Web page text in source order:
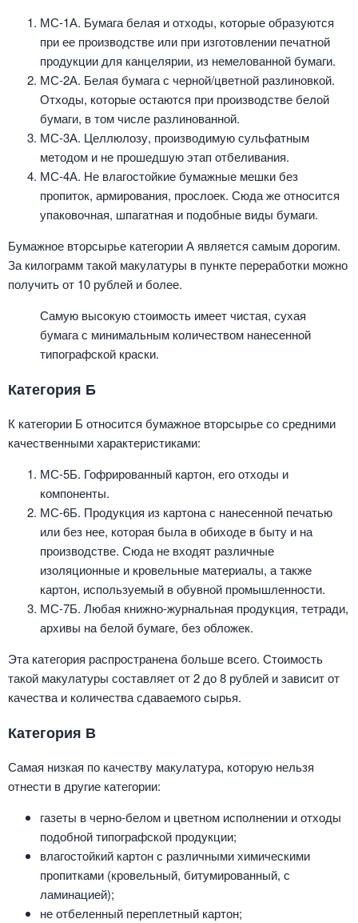
МС-1А. Бумага белая и отходы, которые образуются
при ее производстве или при изготовлении печатной
продукции для канцелярии, из немелованной бумаги.
МС-2А. Белая бумага с черной/цветной разлиновкой.
Отходы, которые остаются при производстве белой
бумаги, в том числе разлинованной.
МС-3А. Целлюлозу, производимую сульфатным
методом и не прошедшую этап отбеливания.
МС-4А. Не влагостойкие бумажные мешки без
пропиток, армирования, прослоек. Сюда же относится
упаковочная, шпагатная и подобные виды бумаги.
Бумажное вторсырье категории А является самым дорогим.
За килограмм такой макулатуры в пункте переработки можно
получить от 10 рублей и более.
Самую высокую стоимость имеет чистая, сухая
бумага с минимальным количеством нанесенной
типографской краски.
Категория Б
К категории Б относится бумажное вторсырье со средними
качественными характеристиками:
МС-5Б. Гофрированный картон, его отходы и
компоненты.
МС-6Б. Продукция из картона с нанесенной печатью
или без нее, которая была в обиходе в быту и на
производстве. Сюда не входят различные
изоляционные и кровельные материалы, а также
картон, используемый в обувной промышленности.
МС-7Б. Любая книжно-журнальная продукция, тетради,
архивы на белой бумаге, без обложек.
Эта категория распространена больше всего. Стоимость
такой макулатуры составляет от 2 до 8 рублей и зависит от
качества и количества сдаваемого сырья.
Категория В
Самая низкая по качеству макулатура, которую нельзя
отнести в другие категории:
газеты в черно-белом и цветном исполнении и отходы
подобной типографской продукции;
влагостойкий картон с различными химическими
пропитками (кровельный, битумированный, с
ламинацией);
не отбеленный переплетный картон;